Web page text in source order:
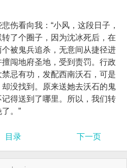
伤看向我：“小风，这段日子，
了个圈子，因为沈冰死后，在
被鬼兵追杀，无意间从捷径进
闯地府圣地，受到责罚。行政
忌有功，发配西南沃石，可是
没找到。原来送她去沃石的鬼
得送到了哪里。所以，我们转
。”
目录 下一页